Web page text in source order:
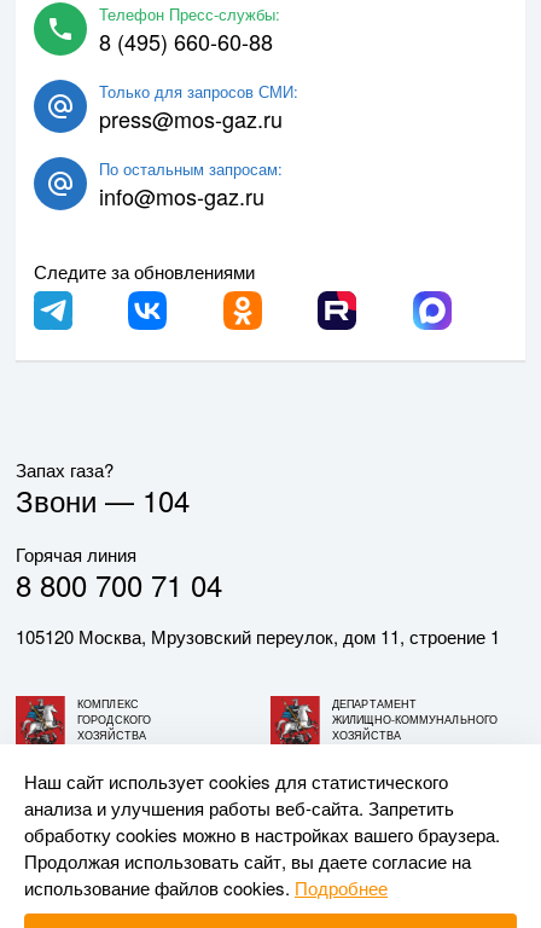
Телефон Пресс-службы:
8 (495) 660-60-88
Только для запросов СМИ:
press@mos-gaz.ru
По остальным запросам:
info@mos-gaz.ru
Следите за обновлениями
Запах газа?
Звони — 104
Горячая линия
8 800 700 71 04
105120 Москва, Мрузовский переулок, дом 11, строение 1
КОМПЛЕКС
ГОРОДСКОГО
ХОЗЯЙСТВА
ДЕПАРТАМЕНТ
ЖИЛИЩНО-КОММУНАЛЬНОГО
ХОЗЯЙСТВА
© АО «МОСГАЗ», 2026. При использовании материалов
ссылка на сайт обязательна.
Разработка и поддержка —Upriver
Наш сайт использует cookies для статистического
анализа и улучшения работы веб-сайта. Запретить
обработку cookies можно в настройках вашего браузера.
Продолжая использовать сайт, вы даете согласие на
использование файлов cookies. Подробнее